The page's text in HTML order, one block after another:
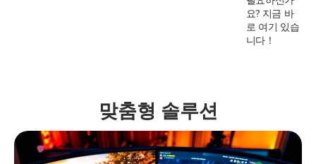
요? 지금 바
로 여기 있습
니다！
맞춤형 솔루션